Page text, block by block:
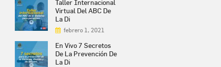
Taller Internacional
Virtual Del ABC De
La Di
febrero 1, 2021
En Vivo 7 Secretos
De La Prevención De
La Di